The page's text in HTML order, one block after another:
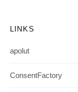
LINKS
apolut
ConsentFactory